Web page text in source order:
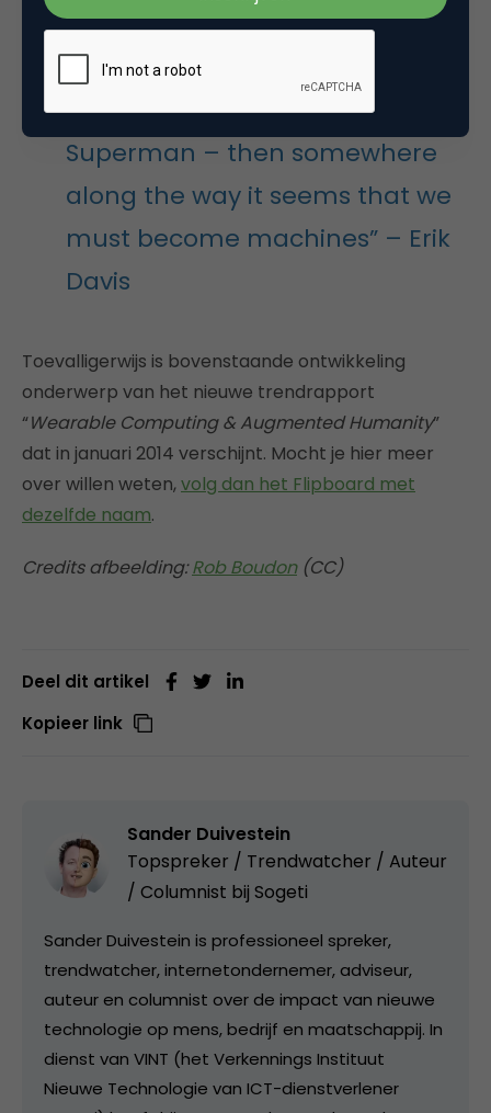
a creature who molts from ape
to angel – or, as Nietzsche
claimed, from beast to
Superman – then somewhere
along the way it seems that we
must become machines” – Erik
Davis
Toevalligerwijs is bovenstaande ontwikkeling
onderwerp van het nieuwe trendrapport
“Wearable Computing & Augmented Humanity”
dat in januari 2014 verschijnt. Mocht je hier meer
over willen weten,volg dan het Flipboard met
dezelfde naam.
Credits afbeelding:Rob Boudon(CC)
Deel dit artikel
Kopieer link
Sander Duivestein
Topspreker / Trendwatcher / Auteur
/ Columnist bij Sogeti
Sander Duivestein is professioneel spreker,
trendwatcher, internetondernemer, adviseur,
auteur en columnist over de impact van nieuwe
technologie op mens, bedrijf en maatschappij. In
dienst van VINT (het Verkennings Instituut
Nieuwe Technologie van ICT-dienstverlener